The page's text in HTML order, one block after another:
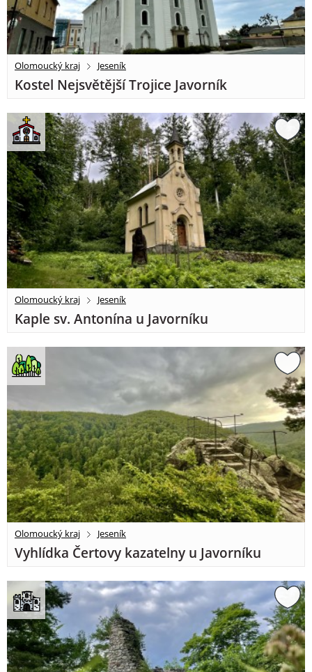
Olomoucký kraj Jeseník
Kostel Nejsvětější Trojice Javorník
Olomoucký kraj Jeseník
Kaple sv. Antonína u Javorníku
Olomoucký kraj Jeseník
Vyhlídka Čertovy kazatelny u Javorníku